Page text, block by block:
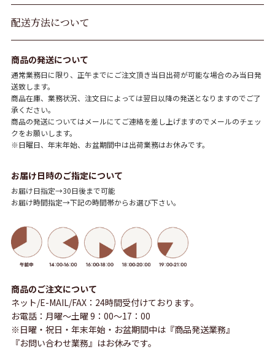
配送方法について
商品の発送について
通常業務日に限り、正午までにご注文頂き当日出荷が可能な場合のみ当日発
送致します。
商品在庫、業務状況、注文日によっては翌日以降の発送となりますのでご了
承ください。
商品の発送についてはメールにてご連絡を差し上げますのでメールのチェッ
クをお願いします。
※日曜日、年末年始、お盆期間中は出荷業務はお休みです。
お届け日時のご指定について
お届け日指定→30日後まで可能
お届け時間指定→下記の時間帯からお選び下さい。
商品のご注文について
ネット/E-MAIL/FAX：24時間受付けております。
お電話：月曜～土曜 9：00～17：00
※日曜・祝日・年末年始・お盆期間中は『商品発送業務』
『お問い合わせ業務』はお休みです。